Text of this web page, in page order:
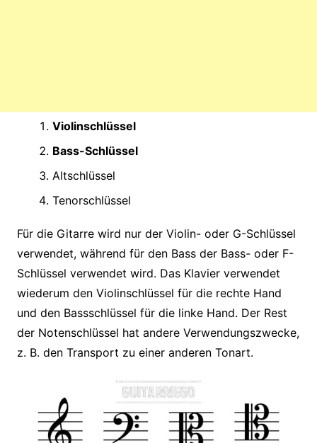
Violinschlüssel
Bass-Schlüssel
Altschlüssel
Tenorschlüssel
Für die Gitarre wird nur der Violin- oder G-Schlüssel
verwendet, während für den Bass der Bass- oder F-
Schlüssel verwendet wird. Das Klavier verwendet
wiederum den Violinschlüssel für die rechte Hand
und den Bassschlüssel für die linke Hand. Der Rest
der Notenschlüssel hat andere Verwendungszwecke,
z. B. den Transport zu einer anderen Tonart.